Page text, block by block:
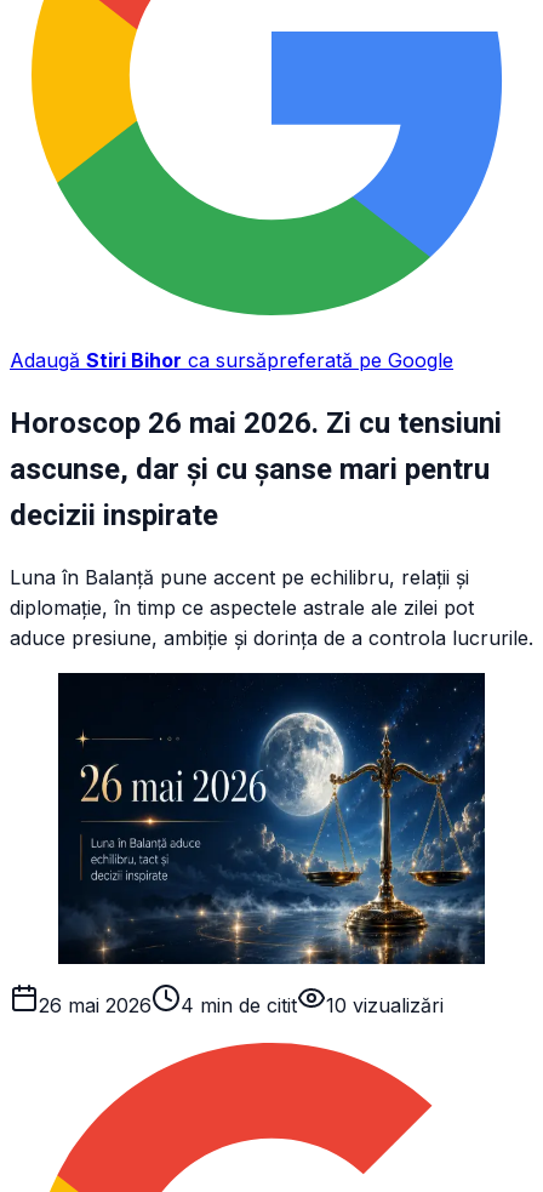
Adaugă Stiri Bihor ca sursăpreferată pe Google
Horoscop 26 mai 2026. Zi cu tensiuni
ascunse, dar și cu șanse mari pentru
decizii inspirate
Luna în Balanță pune accent pe echilibru, relații și
diplomație, în timp ce aspectele astrale ale zilei pot
aduce presiune, ambiție și dorința de a controla lucrurile.
26 mai 2026 4 min de citit 10 vizualizări